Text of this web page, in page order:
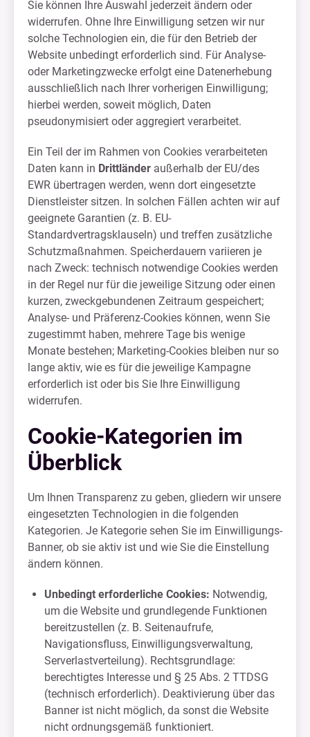
Sie können Ihre Auswahl jederzeit ändern oder
widerrufen. Ohne Ihre Einwilligung setzen wir nur
solche Technologien ein, die für den Betrieb der
Website unbedingt erforderlich sind. Für Analyse-
oder Marketingzwecke erfolgt eine Datenerhebung
ausschließlich nach Ihrer vorherigen Einwilligung;
hierbei werden, soweit möglich, Daten
pseudonymisiert oder aggregiert verarbeitet.
Ein Teil der im Rahmen von Cookies verarbeiteten
Daten kann in Drittländer außerhalb der EU/des
EWR übertragen werden, wenn dort eingesetzte
Dienstleister sitzen. In solchen Fällen achten wir auf
geeignete Garantien (z. B. EU-
Standardvertragsklauseln) und treffen zusätzliche
Schutzmaßnahmen. Speicherdauern variieren je
nach Zweck: technisch notwendige Cookies werden
in der Regel nur für die jeweilige Sitzung oder einen
kurzen, zweckgebundenen Zeitraum gespeichert;
Analyse- und Präferenz-Cookies können, wenn Sie
zugestimmt haben, mehrere Tage bis wenige
Monate bestehen; Marketing-Cookies bleiben nur so
lange aktiv, wie es für die jeweilige Kampagne
erforderlich ist oder bis Sie Ihre Einwilligung
widerrufen.
Cookie-Kategorien im
Überblick
Um Ihnen Transparenz zu geben, gliedern wir unsere
eingesetzten Technologien in die folgenden
Kategorien. Je Kategorie sehen Sie im Einwilligungs-
Banner, ob sie aktiv ist und wie Sie die Einstellung
ändern können.
Unbedingt erforderliche Cookies: Notwendig,
um die Website und grundlegende Funktionen
bereitzustellen (z. B. Seitenaufrufe,
Navigationsfluss, Einwilligungsverwaltung,
Serverlastverteilung). Rechtsgrundlage:
berechtigtes Interesse und § 25 Abs. 2 TTDSG
(technisch erforderlich). Deaktivierung über das
Banner ist nicht möglich, da sonst die Website
nicht ordnungsgemäß funktioniert.